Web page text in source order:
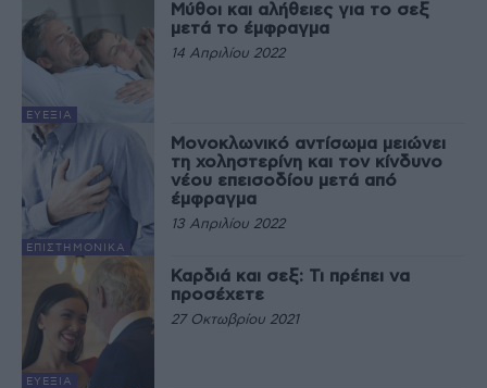
ΕΥΕΞΊΑ
Μύθοι και αλήθειες για το σεξ
μετά το έμφραγμα
14 Απριλίου 2022
EΠΙΣΤΗΜΟΝΙΚΆ
Μονοκλωνικό αντίσωμα μειώνει
τη χοληστερίνη και τον κίνδυνο
νέου επεισοδίου μετά από
έμφραγμα
13 Απριλίου 2022
ΕΥΕΞΊΑ
Καρδιά και σεξ: Τι πρέπει να
προσέχετε
27 Οκτωβρίου 2021